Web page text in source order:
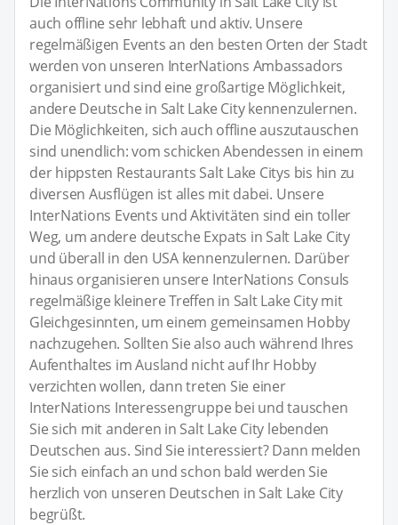
auch offline sehr lebhaft und aktiv. Unsere
regelmäßigen Events an den besten Orten der Stadt
werden von unseren InterNations Ambassadors
organisiert und sind eine großartige Möglichkeit,
andere Deutsche in Salt Lake City kennenzulernen.
Die Möglichkeiten, sich auch offline auszutauschen
sind unendlich: vom schicken Abendessen in einem
der hippsten Restaurants Salt Lake Citys bis hin zu
diversen Ausflügen ist alles mit dabei. Unsere
InterNations Events und Aktivitäten sind ein toller
Weg, um andere deutsche Expats in Salt Lake City
und überall in den USA kennenzulernen. Darüber
hinaus organisieren unsere InterNations Consuls
regelmäßige kleinere Treffen in Salt Lake City mit
Gleichgesinnten, um einem gemeinsamen Hobby
nachzugehen. Sollten Sie also auch während Ihres
Aufenthaltes im Ausland nicht auf Ihr Hobby
verzichten wollen, dann treten Sie einer
InterNations Interessengruppe bei und tauschen
Sie sich mit anderen in Salt Lake City lebenden
Deutschen aus. Sind Sie interessiert? Dann melden
Sie sich einfach an und schon bald werden Sie
herzlich von unseren Deutschen in Salt Lake City
begrüßt.